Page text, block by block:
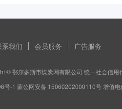
系我们 会员服务 广告服务
© 鄂尔多斯市煤炭网有限公司 统一社会信
号-1 蒙公网安备 15060202000110号 增值